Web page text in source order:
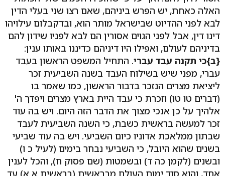
האלה כאחת, יש הפרש ביניהם, שאם רצו שני בעלי הדין
לבא לפני ההדיוט שבישראל מותר הוא, ובדקבלום עילויהו
דינו דין, אבל לפני הגוים אסורין הם לבא לפניו שידון להם
בדיניהם לעולם, ואפילו היו דיניהם כדיננו באותו ענין:
{ב}כי תקנה עבד עברי. התחיל המשפט הראשון בעבד
עברי, מפני שיש בשילוח העבד בשנה השביעית זכר
ליציאת מצרים הנזכר בדבור הראשון, כמו שאמר בו
(דברים טו טו) וזכרת כי עבד היית בארץ מצרים ויפדך ה'
אלהיך על כן אנכי מצוך את הדבר הזה היום. ויש בה עוד
זכר למעשה בראשית כשבת, כי השנה השביעית לעבד
שבתון ממלאכת אדוניו כיום השביעי. ויש בה עוד שביעי
בשנים שהוא היובל, כי השביעי נבחר בימים (לעיל כ ו)
ובשנים (לקמן כה ד) ובשמטות (שם פסוק ח), והכל לענין